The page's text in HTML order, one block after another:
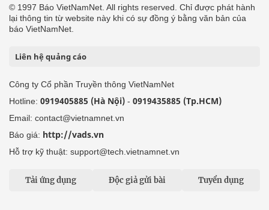
© 1997 Báo VietNamNet. All rights reserved. Chỉ được phát hành
lại thông tin từ website này khi có sự đồng ý bằng văn bản của
báo VietNamNet.
Liên hệ quảng cáo
Công ty Cổ phần Truyền thông VietNamNet
Hotline: 0919405885 (Hà Nội) - 0919435885 (Tp.HCM)
Email: contact@vietnamnet.vn
Báo giá: http://vads.vn
Hỗ trợ kỹ thuật: support@tech.vietnamnet.vn
Tải ứng dụng Độc giả gửi bài Tuyển dụng